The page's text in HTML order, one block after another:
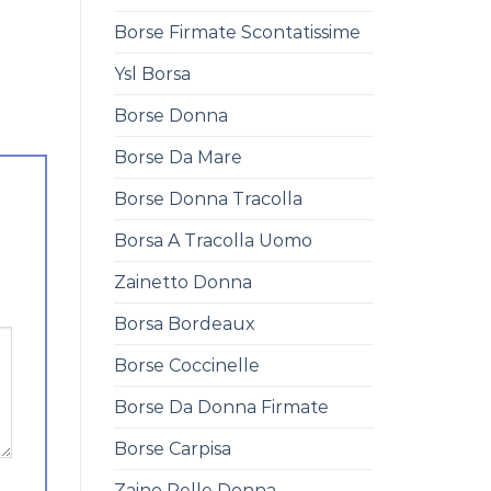
Borse Firmate Scontatissime
Ysl Borsa
Borse Donna
Borse Da Mare
Borse Donna Tracolla
Borsa A Tracolla Uomo
Zainetto Donna
Borsa Bordeaux
Borse Coccinelle
Borse Da Donna Firmate
Borse Carpisa